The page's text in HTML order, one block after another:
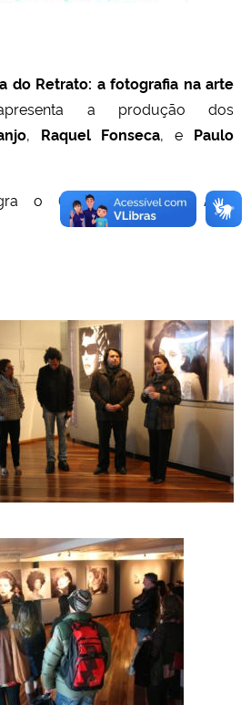
do Retrato: a fotografia na arte
a produção dos
, Raquel Fonseca, e Paulo
o6º Simpósio de Arte